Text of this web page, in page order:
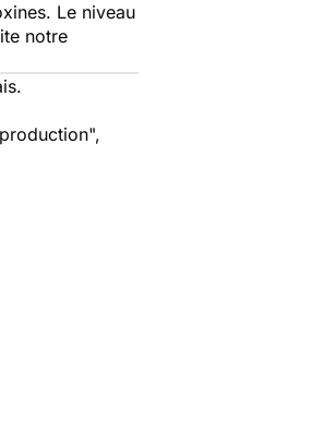
Le niveau
notre